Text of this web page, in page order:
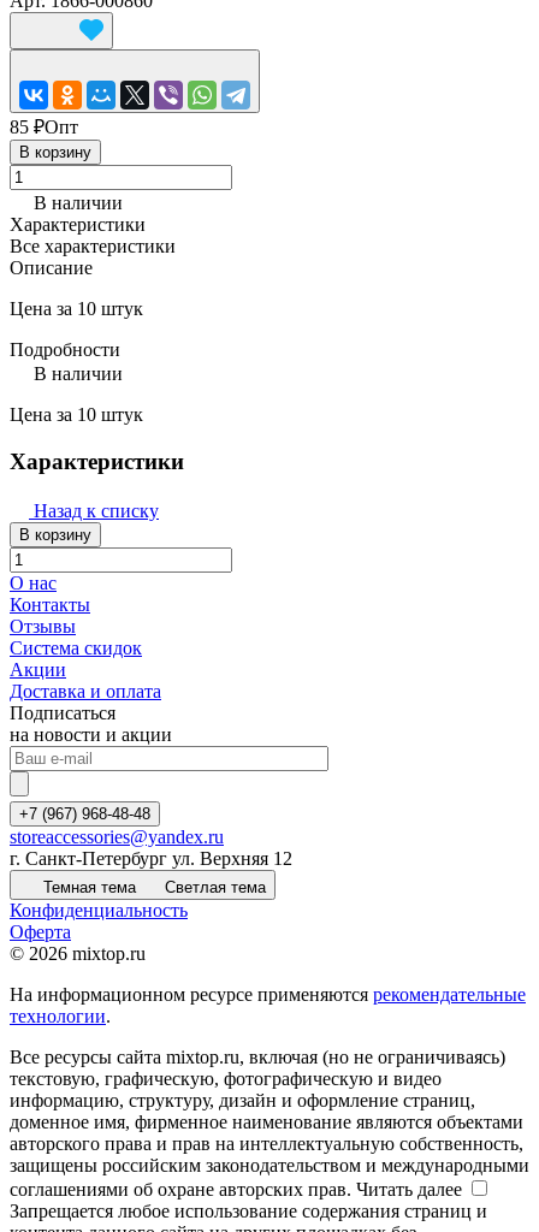
85 ₽Опт
В корзину
В наличии
Характеристики
Все характеристики
Описание
Цена за 10 штук
Подробности
В наличии
Цена за 10 штук
Характеристики
Назад к списку
В корзину
О нас
Контакты
Отзывы
Система скидок
Акции
Доставка и оплата
Подписаться
на новости и акции
+7 (967) 968-48-48
storeaccessories@yandex.ru
г. Санкт-Петербург ул. Верхняя 12
Темная тема Светлая тема
Конфиденциальность
Оферта
© 2026 mixtop.ru
На информационном ресурсе применяются рекомендательные
технологии.
Все ресурсы сайта mixtop.ru, включая (но не ограничиваясь)
текстовую, графическую, фотографическую и видео
информацию, структуру, дизайн и оформление страниц,
доменное имя, фирменное наименование являются объектами
авторского права и прав на интеллектуальную собственность,
защищены российским законодательством и международными
соглашениями об охране авторских прав. Читать далее
Запрещается любое использование содержания страниц и